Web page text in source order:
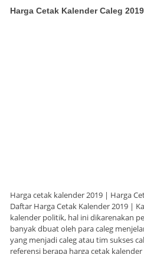
Harga Cetak Kalender Caleg
Harga cetak kalender 2019 | Harga
Daftar Harga Cetak Kalender 2019 |
kalender politik, hal ini dikarenakan
banyak dbuat oleh para caleg
yang menjadi caleg atau tim sukses
referensi berapa harga cetak kalender